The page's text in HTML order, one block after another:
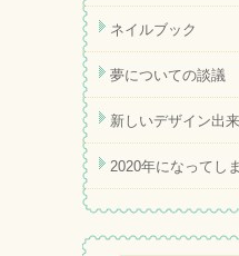
ネイルブック
夢についての談議
新しいデザイン出
2020年になってし